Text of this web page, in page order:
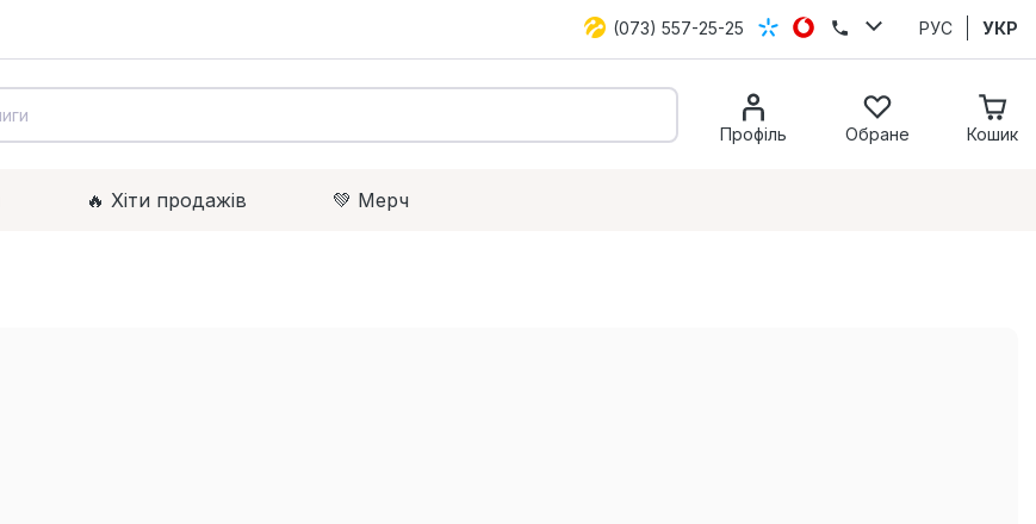
(073) 557-25-25 РУС УКР
Профіль Обране Кошик
🔥 Xіти продажів 💚 Мерч